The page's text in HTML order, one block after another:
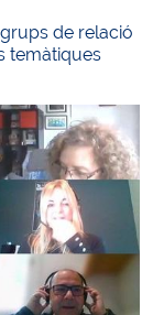
de relació
temàtiques